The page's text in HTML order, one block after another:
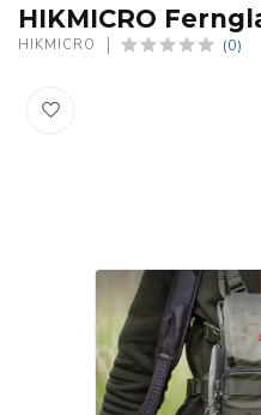
HIKMICRO
HIKMICRO (0)